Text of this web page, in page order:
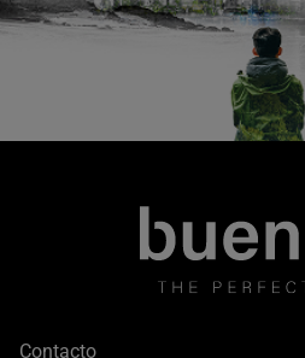
Footer
Contacto